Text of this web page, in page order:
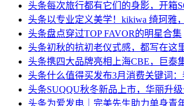
头条每次旅行都有它们的身影，开箱
头条以专业定义美学！kikiwa 绮珂雅
头条盘点穿过TOP FAVOR的明星合集
头条初秋的抗初老仪式感，都写在这
头条携四大品牌亮相上海CBE，巨泰
头条什么值得买发布3月消费关键词
头条SUQQU秋冬新品上市，华丽升级
头条为爱发电｜完美先生助力单身青